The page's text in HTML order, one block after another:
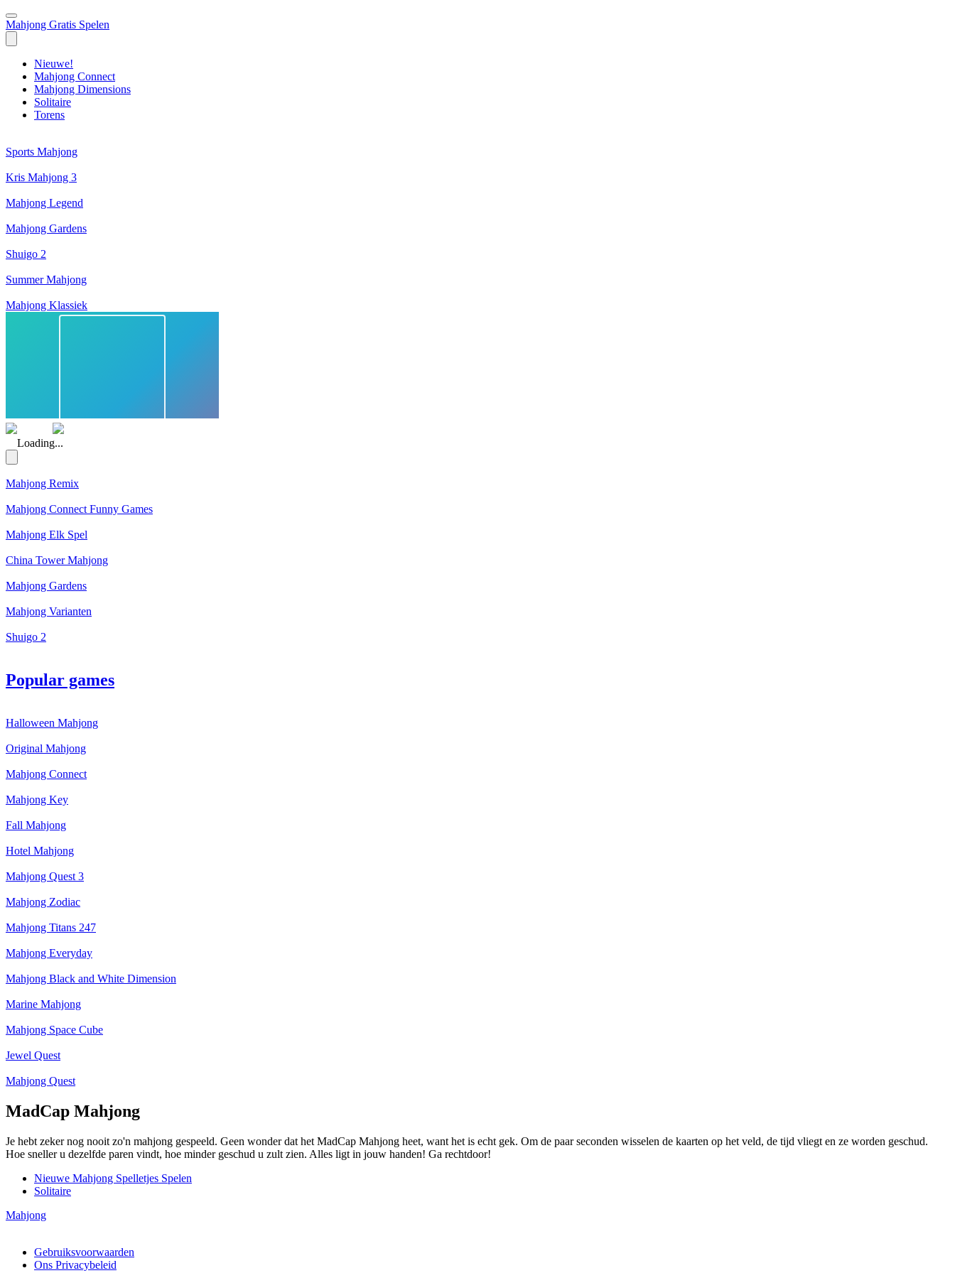
Mahjong Gratis Spelen
Nieuwe!
Mahjong Connect
Mahjong Dimensions
Solitaire
Torens
Sports Mahjong
Kris Mahjong 3
Mahjong Legend
Mahjong Gardens
Shuigo 2
Summer Mahjong
Mahjong Klassiek
Loading...
Mahjong Remix
Mahjong Connect Funny Games
Mahjong Elk Spel
China Tower Mahjong
Mahjong Gardens
Mahjong Varianten
Shuigo 2
Popular games
Halloween Mahjong
Original Mahjong
Mahjong Connect
Mahjong Key
Fall Mahjong
Hotel Mahjong
Mahjong Quest 3
Mahjong Zodiac
Mahjong Titans 247
Mahjong Everyday
Mahjong Black and White Dimension
Marine Mahjong
Mahjong Space Cube
Jewel Quest
Mahjong Quest
MadCap Mahjong
Je hebt zeker nog nooit zo'n mahjong gespeeld. Geen wonder dat het MadCap Mahjong heet, want het is echt gek. Om de paar seconden wisselen de kaarten op het veld, de tijd vliegt en ze worden geschud.
Hoe sneller u dezelfde paren vindt, hoe minder geschud u zult zien. Alles ligt in jouw handen! Ga rechtdoor!
Nieuwe Mahjong Spelletjes Spelen
Solitaire
Mahjong
Gebruiksvoorwaarden
Ons Privacybeleid